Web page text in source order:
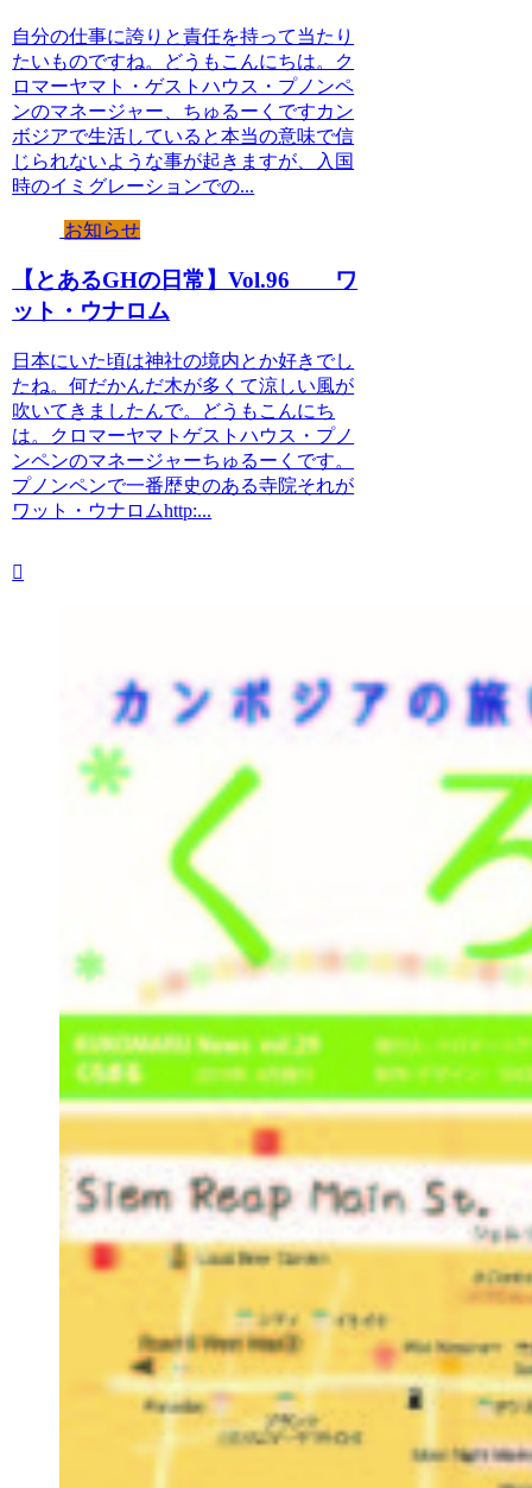
自分の仕事に誇りと責任を持って当たり
たいものですね。どうもこんにちは。ク
ロマーヤマト・ゲストハウス・プノンペ
ンのマネージャー、ちゅるーくですカン
ボジアで生活していると本当の意味で信
じられないような事が起きますが、入国
時のイミグレーションでの...
お知らせ
【とあるGHの日常】Vol.96 ワ
ット・ウナロム
日本にいた頃は神社の境内とか好きでし
たね。何だかんだ木が多くて涼しい風が
吹いてきましたんで。どうもこんにち
は。クロマーヤマトゲストハウス・プノ
ンペンのマネージャーちゅるーくです。
プノンペンで一番歴史のある寺院それが
ワット・ウナロムhttp:...